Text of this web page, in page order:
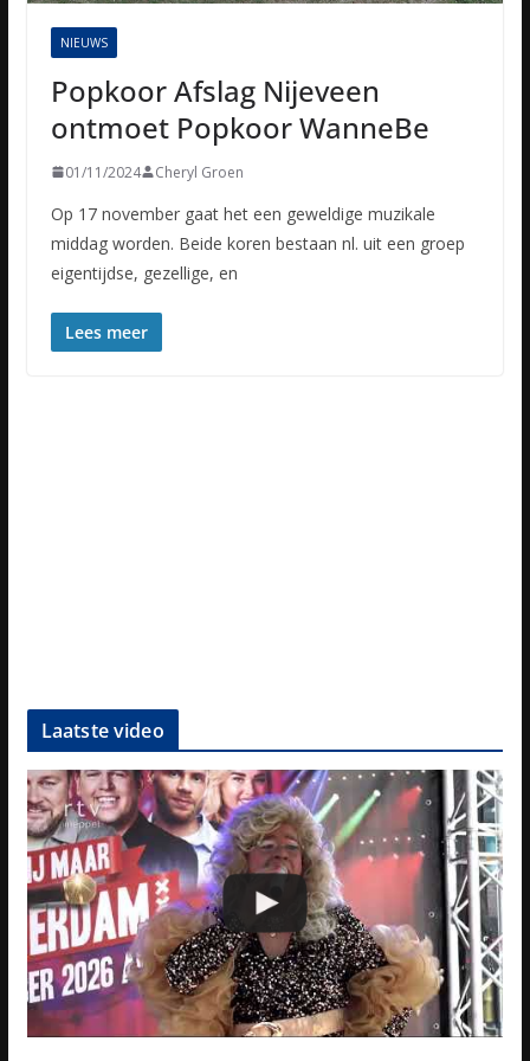
NIEUWS
Popkoor Afslag Nijeveen
ontmoet Popkoor WanneBe
01/11/2024 Cheryl Groen
Op 17 november gaat het een geweldige muzikale
middag worden. Beide koren bestaan nl. uit een groep
eigentijdse, gezellige, en
Lees meer
Laatste video